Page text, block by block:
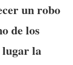
un robo
de los
lugar la